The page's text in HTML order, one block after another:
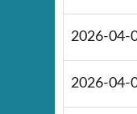
2026-04-
2026-04-